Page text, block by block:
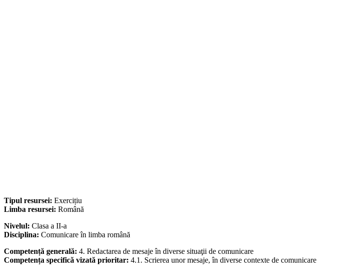
Tipul resursei: Exercițiu
Limba resursei: Română
Nivelul: Clasa a II-a
Disciplina: Comunicare în limba română
Competență generală: 4. Redactarea de mesaje în diverse situaţii de comunicare
Competența specifică vizată prioritar: 4.1. Scrierea unor mesaje, în diverse contexte de comunicare